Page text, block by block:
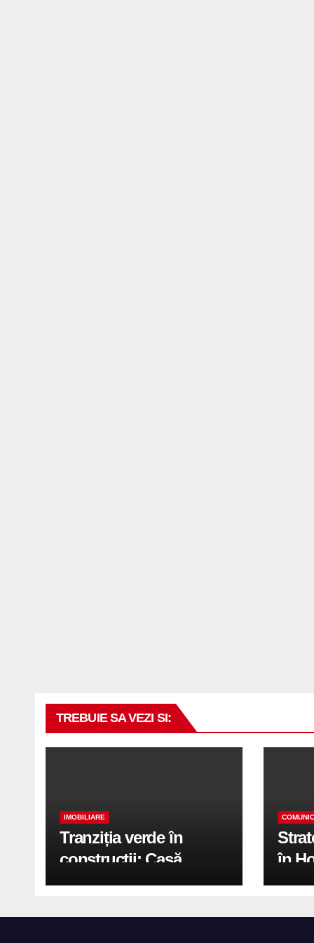
TREBUIE SA VEZI SI:
IMOBILIARE
Tranziția verde în
construcții: Casă
modernă cu structură
în